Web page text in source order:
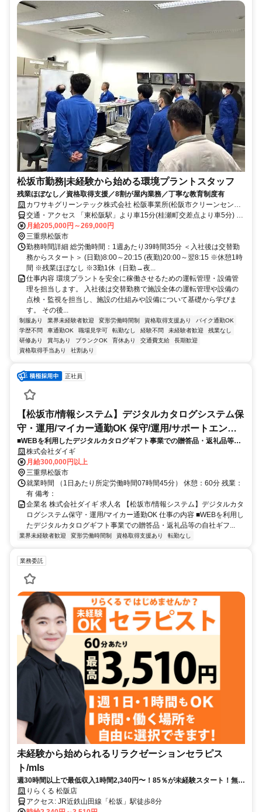
松坂市勤務|未経験から始める環境プラントスタッフ
残業ほぼなし／資格取得支援／8割が屋内業務／丁寧な教育制度有
カワサキグリーンテック株式会社 松阪事業所(松阪市クリーンセンタ
ー)
交通・アクセス 「東松阪駅」より車15分(桂瀬町交差点より車5分) ※
車・バイク通勤OK
月給205,000円～269,000円
三重県松阪市
勤務時間詳細 総労働時間：1週あたり39時間35分 ＜入社後は交替勤
務からスタート＞ (日勤)8:00～20:15 (夜勤)20:00～翌8:15 ※休憩1時
間 ※残業ほぼなし ※3勤1休（日勤→夜...
仕事内容 環境プラントを安全に稼働させるための運転管理・設備管
理を担当します。 入社後は交替勤務で施設全体の運転管理や設備の
点検・監視を担当し、施設の仕組みや設備について基礎から学びま
す。 その後...
制服あり 業界未経験者歓迎 変形労働時間制 資格取得支援あり
バイク通勤OK
学歴不問
車通勤OK 職場見学可 転勤なし 経験不問 未経験者歓迎
残業なし
研修あり
賞与あり ブランクOK 育休あり 交通費支給
長期歓迎
資格取得手当あり
社割あり
正社員
【松坂市/情報システム】デジタルカタログシステム保
守・運用/マイカー通勤OK 保守/運用/サポートエンジ
ニア
■WEBを利用したデジタルカタログギフト事業での贈答品・返礼品等の
自社ギフトカタログ受発注システムの保守運用を含めた社内の情報シス
テム実務（運用/保守)、及び次期管理責任者として取りまとめもお任せ
します
株式会社ダイギ
月給300,000円以上
三重県松阪市
就業時間 （1日あたり所定労働時間07時間45分） 休憩：60分 残業：
有 備考：
企業名 株式会社ダイギ 求人名 【松坂市/情報システム】デジタルカタ
ログシステム保守・運用/マイカー通勤OK 仕事の内容 ■WEBを利用し
たデジタルカタログギフト事業での贈答品・返礼品等の自社ギフ...
業界未経験者歓迎 変形労働時間制 資格取得支援あり 転勤なし
業務委託
未経験から始められるリラクゼーションセラピス
ト/mls
週30時間以上で最低収入1時間2,340円〜！85％が未経験スタート！無料
トレで一生モノの技術を習得✅好きな時間に収入を得られます⏰【三重
県松阪市宮町】
りらくる 松阪店
アクセス: JR近鉄山田線「松坂」駅徒歩8分